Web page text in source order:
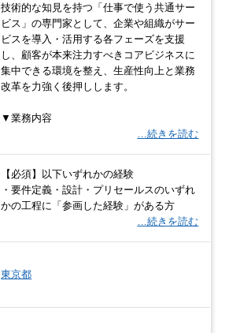
技術的な知見を持つ「仕事で使う共通サー
ビス」の専門家として、企業や組織がサー
ビスを導入・活用する各フェーズを支援
し、顧客が本来注力すべきコアビジネスに
集中できる環境を整え、生産性向上と業務
改革を力強く後押しします。
▼業務内容
…続きを読む
【必須】以下いずれかの経験
・要件定義・設計・プリセールスのいずれ
かの工程に「参画した経験」がある方
…続きを読む
東京都